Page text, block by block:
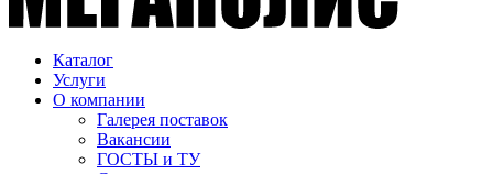
Каталог
Услуги
О компании
Галерея поставок
Вакансии
ГОСТЫ и ТУ